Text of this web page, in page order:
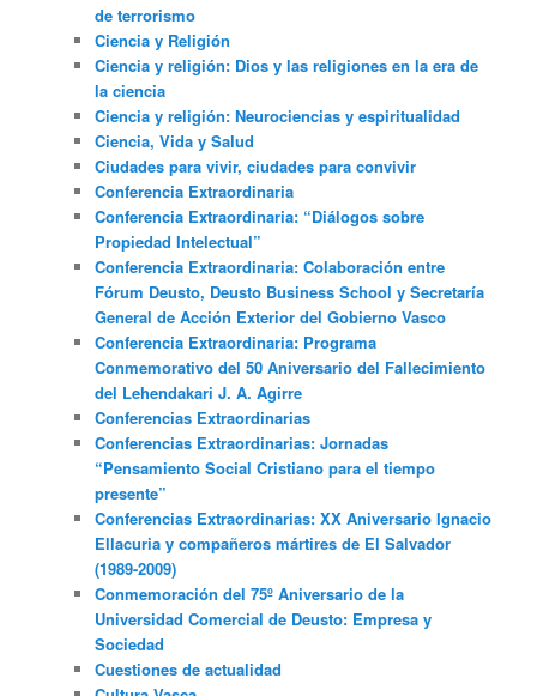
de terrorismo
Ciencia y Religión
Ciencia y religión: Dios y las religiones en la era de
la ciencia
Ciencia y religión: Neurociencias y espiritualidad
Ciencia, Vida y Salud
Ciudades para vivir, ciudades para convivir
Conferencia Extraordinaria
Conferencia Extraordinaria: “Diálogos sobre
Propiedad Intelectual”
Conferencia Extraordinaria: Colaboración entre
Fórum Deusto, Deusto Business School y Secretaría
General de Acción Exterior del Gobierno Vasco
Conferencia Extraordinaria: Programa
Conmemorativo del 50 Aniversario del Fallecimiento
del Lehendakari J. A. Agirre
Conferencias Extraordinarias
Conferencias Extraordinarias: Jornadas
“Pensamiento Social Cristiano para el tiempo
presente”
Conferencias Extraordinarias: XX Aniversario Ignacio
Ellacuria y compañeros mártires de El Salvador
(1989-2009)
Conmemoración del 75º Aniversario de la
Universidad Comercial de Deusto: Empresa y
Sociedad
Cuestiones de actualidad